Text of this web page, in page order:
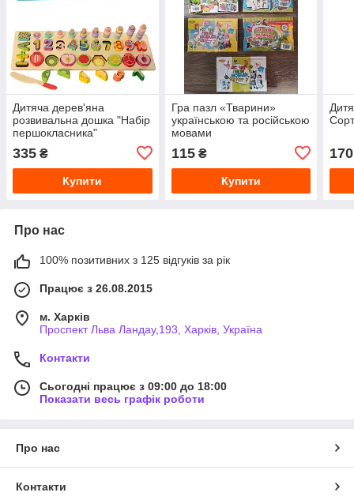
Дитяча дерев'яна
розвивальна дошка "Набір
першокласника"
335 ₴
Купити
Гра пазл «Тварини»
українською та російською
мовами
115₴
Купити
170
Про нас
100% позитивних з 125 відгуків за рік
Працює з 26.08.2015
м. Харків
Проспект Льва Ландау,193, Харків, Україна
Контакти
Сьогодні працює з 09:00 до 18:00
Показати весь графік роботи
Про нас
Контакти